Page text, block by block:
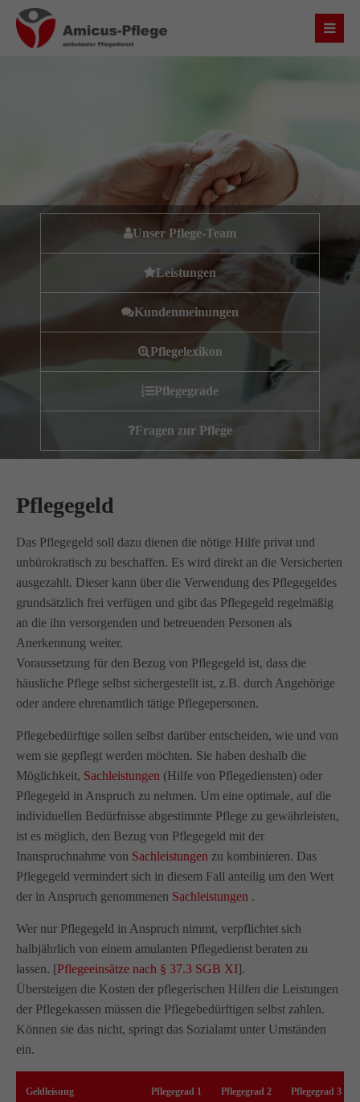
Login
Über uns
Wir haben uns als ambulanter Pflegedienst auf
Wohngemeinschaften für Senioren spezialisiert. Mit der
Spezialisierung im Bereich Demenz erleben wir immer wieder
Wir sagenDANKEfür Ihr Feedback!
Kontakt
Amicus Pflege GmbH & Co KG
Lipper Weg 11a
45770 Marl
Sie haben Fragen?
02365 955 88 88
info@amicus-pflege.de
Unser Pflege-Team
Leistungen
Kundenmeinungen
Pflegelexikon
Pflegegrade
Fragen zur Pflege
Pflegegeld
Das Pflegegeld soll dazu dienen die nötige Hilfe privat und
unbürokratisch zu beschaffen. Es wird direkt an die Versicherten
ausgezahlt. Dieser kann über die Verwendung des Pflegegeldes
grundsätzlich frei verfügen und gibt das Pflegegeld regelmäßig
an die ihn versorgenden und betreuenden Personen als
Anerkennung weiter.
Voraussetzung für den Bezug von Pflegegeld ist, dass die
häusliche Pflege selbst sichergestellt ist, z.B. durch Angehörige
oder andere ehrenamtlich tätige Pflegepersonen.
Pflegebedürftige sollen selbst darüber entscheiden, wie und von
wem sie gepflegt werden möchten. Sie haben deshalb die
Möglichkeit, Sachleistungen (Hilfe von Pflegediensten) oder
Pflegegeld in Anspruch zu nehmen. Um eine optimale, auf die
individuellen Bedürfnisse abgestimmte Pflege zu gewährleisten,
ist es möglich, den Bezug von Pflegegeld mit der
Inanspruchnahme von Sachleistungen zu kombinieren. Das
Pflegegeld vermindert sich in diesem Fall anteilig um den Wert
der in Anspruch genommenen Sachleistungen .
Wer nur Pflegegeld in Anspruch nimmt, verpflichtet sich
halbjährlich von einem amulanten Pflegedienst beraten zu
lassen. [Pflegeeinsätze nach § 37.3 SGB XI].
Übersteigen die Kosten der pflegerischen Hilfen die Leistungen
der Pflegekassen müssen die Pflegebedürftigen selbst zahlen.
Können sie das nicht, springt das Sozialamt unter Umständen
ein.
Geldleisung Pflegegrad 1 Pflegegrad 2 Pflegegrad 3